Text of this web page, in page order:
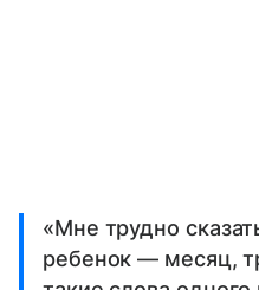
«Мне трудно
ребенок — месяц,